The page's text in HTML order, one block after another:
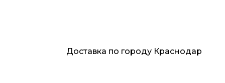
Доставка по городу Краснодар